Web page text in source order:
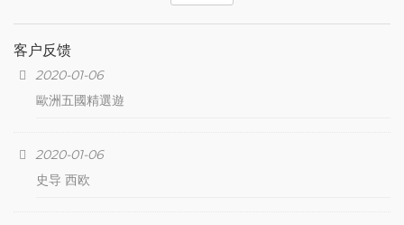
客户反馈
2020-01-06
歐洲五國精選遊
2020-01-06
史导 西欧